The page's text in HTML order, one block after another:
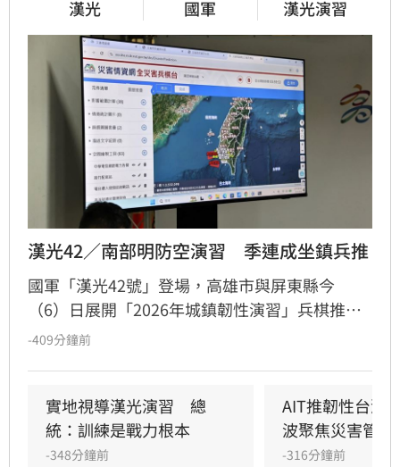
漢光 國軍 漢光演習
漢光42／南部明防空演習　季連成坐鎮兵推
國軍「漢光42號」登場，高雄市與屏東縣今
（6）日展開「2026年城鎮韌性演習」兵棋推
演，由高雄市長陳其邁、屏東縣長周春米主持，
施城鎮韌性演習，屆時將發放「防空警報」、手
機告警訊息。
-409分鐘前
實地視導漢光演習　總
統：訓練是戰力根本
-348分鐘前
AIT推韌性台灣
波聚焦災害管理
-316分鐘前